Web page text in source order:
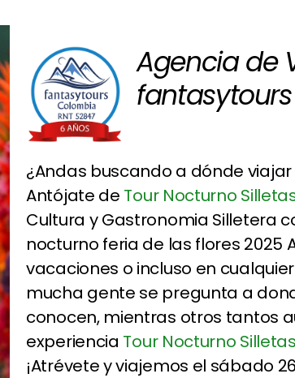
Agencia de
fantasytours
¿Andas buscando a dónde
Antójate de Tour Nocturno
Cultura y Gastronomia Silletera
nocturno feria de las flores 2025
vacaciones o incluso en
mucha gente se pregunta a
conocen, mientras otros tantos
experiencia Tour Nocturno
¡Atrévete y viajemos el sábado